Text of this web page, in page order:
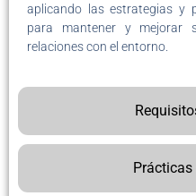
Prácticas
aplicando las estrategias y
para mantener y mejorar
relaciones con el entorno.